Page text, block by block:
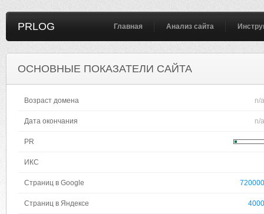
PRLOG Главная Анализ сайта
ОСНОВНЫЕ ПОКАЗАТЕЛИ САЙТА
Возраст домена n/a
Дата окончания n/a
PR
ИКС
Страниц в Google 720000
Страниц в Яндексе 4000